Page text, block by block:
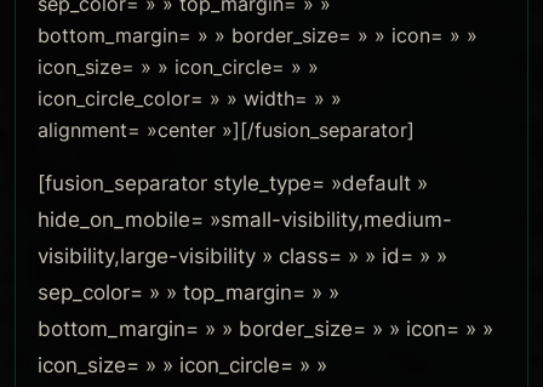
bottom_margin= » » border_size= » » icon= » »
icon_size= » » icon_circle= » »
icon_circle_color= » » width= » »
alignment= »center »][/fusion_separator]
[fusion_separator style_type= »default »
hide_on_mobile= »small-visibility,medium-
visibility,large-visibility » class= » » id= » »
sep_color= » » top_margin= » »
bottom_margin= » » border_size= » » icon= » »
icon_size= » » icon_circle= » »